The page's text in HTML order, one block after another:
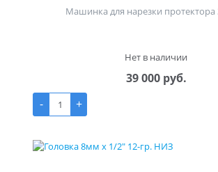
Машинка для нарезки протектора
Нет в наличии
39 000 руб.
-
+